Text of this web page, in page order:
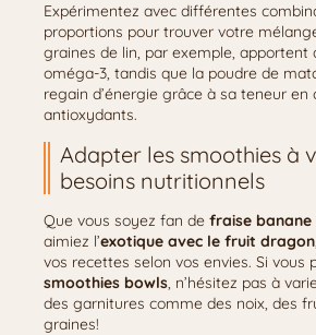
Expérimentez avec différentes
proportions pour trouver votre
graines de lin, par exemple, apportent
oméga-3, tandis que la poudre de
regain d’énergie grâce à sa teneur en
antioxydants.
Adapter les smoothies à
besoins nutritionnels
Que vous soyez fan de fraise banane
aimiez l’exotique avec le fruit dragon
vos recettes selon vos envies. Si vous
smoothies bowls, n’hésitez pas à
des garnitures comme des noix, des
graines!